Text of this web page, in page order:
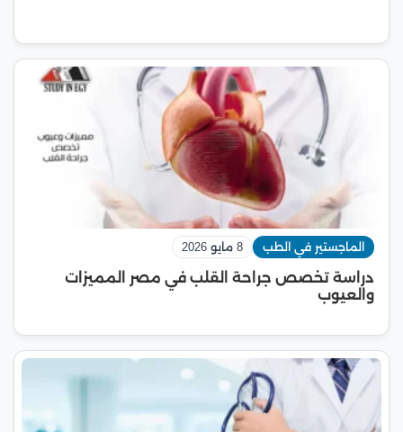
الماجستير في الطب 8 مايو 2026
دراسة تخصص جراحة القلب في مصر المميزات
والعيوب